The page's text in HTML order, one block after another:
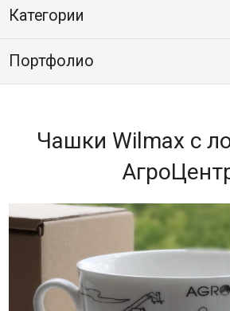
Категории
Портфолио
Чашки Wilmax с